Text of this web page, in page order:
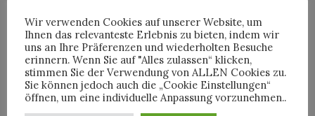
INTERVIEWS
Wir verwenden Cookies auf unserer Website, um
Ihnen das relevanteste Erlebnis zu bieten, indem wir
uns an Ihre Präferenzen und wiederholten Besuche
erinnern. Wenn Sie auf "Alles zulassen“ klicken,
stimmen Sie der Verwendung von ALLEN Cookies zu.
Sie können jedoch auch die „Cookie Einstellungen“
öffnen, um eine individuelle Anpassung vorzunehmen..